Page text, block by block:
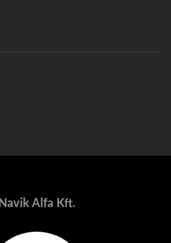
Navik Alfa Kft.